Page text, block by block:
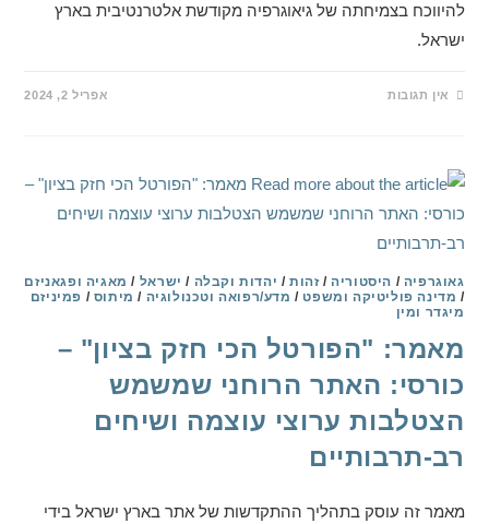
להיווכח בצמיחתה של גיאוגרפיה מקודשת אלטרנטיבית בארץ
ישראל.
אין תגובות אפריל 2, 2024
גאוגרפיה / היסטוריה /זהות / יהדות וקבלה / ישראל / מאגיה ופגאניזם
/ מדינה פוליטיקה ומשפט / מדע/רפואה וטכנולוגיה / מיתוס / פמיניזם
מיגדר ומין
מאמר: "הפורטל הכי חזק בציון" –
כורסי: האתר הרוחני שמשמש
הצטלבות ערוצי עוצמה ושיחים
רב-תרבותיים
מאמר זה עוסק בתהליך ההתקדשות של אתר בארץ ישראל בידי